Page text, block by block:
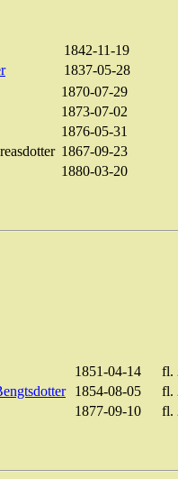
1842-11-19
1837-05-28
1870-07-29
1873-07-02
1876-05-31
1867-09-23
1880-03-20
1851-04-14
fl.
1854-08-05
fl.
1877-09-10 fl.